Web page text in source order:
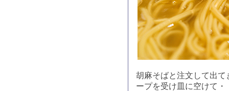
胡麻そばと注文して出
ープを受け皿に空けて・